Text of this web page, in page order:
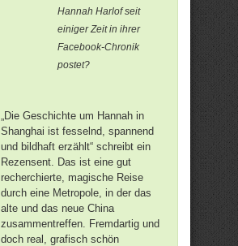
Hannah Harlof seit
einiger Zeit in ihrer
Facebook-Chronik
postet?
„Die Geschichte um Hannah in
Shanghai ist fesselnd, spannend
und bildhaft erzählt“ schreibt ein
Rezensent. Das ist eine gut
recherchierte, magische Reise
durch eine Metropole, in der das
alte und das neue China
zusammentreffen. Fremdartig und
doch real, grafisch schön